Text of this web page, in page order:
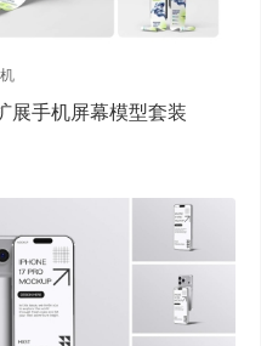
展手机屏幕模型套装